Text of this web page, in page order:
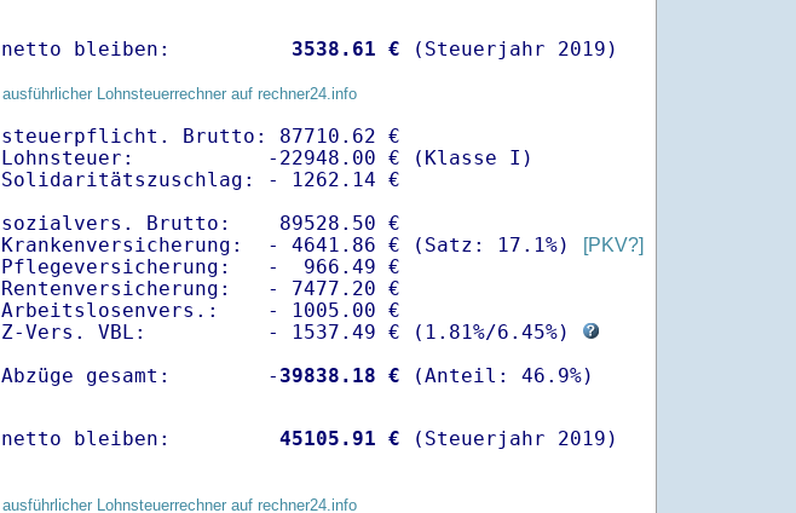
netto bleiben: 3538.61 € (Steuerjahr 2019)
ausführlicher Lohnsteuerrechner auf rechner24.info
steuerpflicht. Brutto: 87710.62 €
Lohnsteuer:           -22948.00 € (Klasse I)
Solidaritätszuschlag: - 1262.14 €
sozialvers. Brutto:    89528.50 €
Krankenversicherung:  - 4641.86 € (Satz: 17.1%)
[PKV?]
Pflegeversicherung:   -  966.49 €
Rentenversicherung:   - 7477.20 €
Arbeitslosenvers.:    - 1005.00 €
Z-Vers. VBL:          - 1537.49 € ( 1.81%/6.45%)
Abzüge gesamt:        - 39838.18 €
netto bleiben: 45105.91 € (Steuerjahr 2019)
ausführlicher Lohnsteuerrechner auf rechner24.info